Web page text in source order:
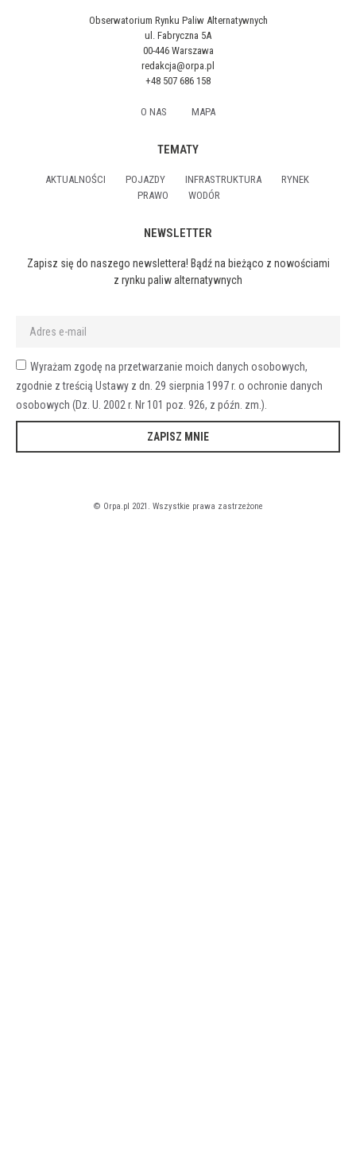
Obserwatorium Rynku Paliw Alternatywnych
ul. Fabryczna 5A
00-446 Warszawa
redakcja@orpa.pl
+48 507 686 158
O NAS MAPA
TEMATY
AKTUALNOŚCI POJAZDY INFRASTRUKTURA
RYNEK
PRAWO
WODÓR
NEWSLETTER
Zapisz się do naszego newslettera! Bądź na bieżąco z nowościami
z rynku paliw alternatywnych
Wyrażam zgodę na przetwarzanie moich danych osobowych,
zgodnie z treścią Ustawy z dn. 29 sierpnia 1997 r. o ochronie danych
osobowych (Dz. U. 2002 r. Nr 101 poz. 926, z późn. zm.).
ZAPISZ MNIE
© Orpa.pl 2021. Wszystkie prawa zastrzeżone